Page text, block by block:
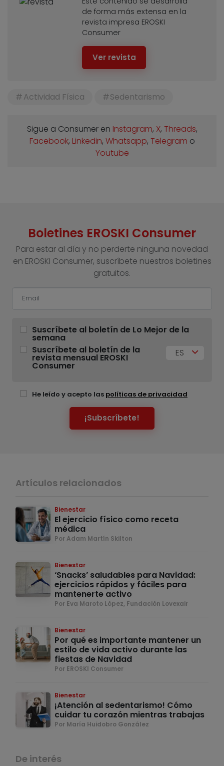
de forma más extensa en la
revista impresa EROSKI
Consumer
Ver revista
Actividad Física Sedentarismo
Sigue a Consumer en Instagram, X, Threads,
Facebook, Linkedin, Whatsapp, Telegram o
Youtube
Boletines EROSKI Consumer
Para estar al día y no perderte ninguna novedad
en EROSKI Consumer, suscríbete nuestros boletines
gratuitos.
Suscríbete al boletín de Lo Mejor de la
semana
Suscríbete al boletín de la
revista mensual EROSKI
Consumer
ES
He leído y acepto las políticas de privacidad
¡Subscríbete!
Artículos relacionados
Bienestar
El ejercicio físico como receta
médica
Por Adam Martín Skilton
Bienestar
‘Snacks’ saludables para Navidad:
ejercicios rápidos y fáciles para
mantenerte activo
Por Eva Maroto López, Fundación Lovexair
Bienestar
Por qué es importante mantener un
estilo de vida activo durante las
fiestas de Navidad
Por EROSKI Consumer
Bienestar
¡Atención al sedentarismo! Cómo
cuidar tu corazón mientras trabajas
Por María Huidobro González
De interés